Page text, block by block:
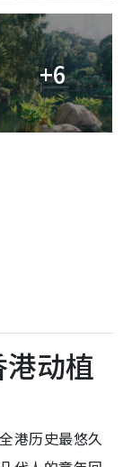
+6
动植
港历史最悠久